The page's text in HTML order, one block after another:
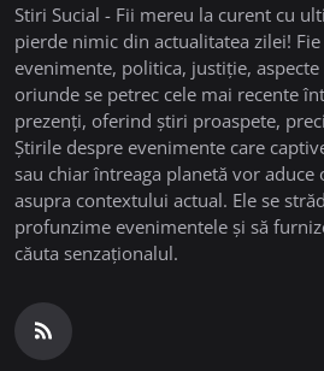
Stiri Sucial - Fii mereu la curent cu
pierde nimic din actualitatea zilei!
evenimente, politica, justiție,
oriunde se petrec cele mai recente
prezenți, oferind știri proaspete,
Știrile despre evenimente care
sau chiar întreaga planetă vor aduce
asupra contextului actual. Ele se
profunzime evenimentele și să
căuta senzaționalul.